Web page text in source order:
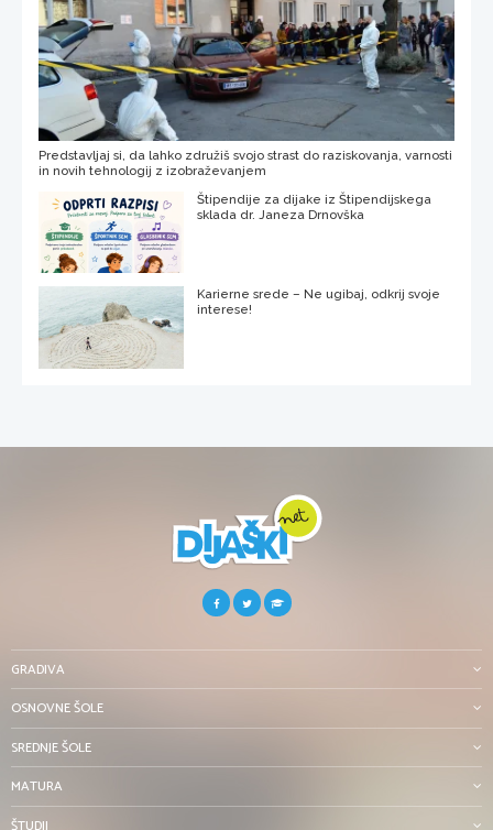
Predstavljaj si, da lahko združiš svojo strast do raziskovanja, varnosti
in novih tehnologij z izobraževanjem
Štipendije za dijake iz Štipendijskega
sklada dr. Janeza Drnovška
Karierne srede – Ne ugibaj, odkrij svoje
interese!
GRADIVA
OSNOVNE ŠOLE
SREDNJE ŠOLE
MATURA